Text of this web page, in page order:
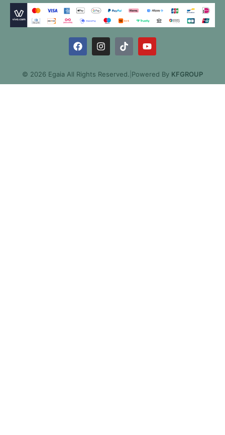
© 2026 Egaia All Rights Reserved. Powered By KFGROUP